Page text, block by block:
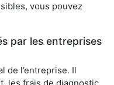
vous pouvez
par les entreprises
de l’entreprise. Il